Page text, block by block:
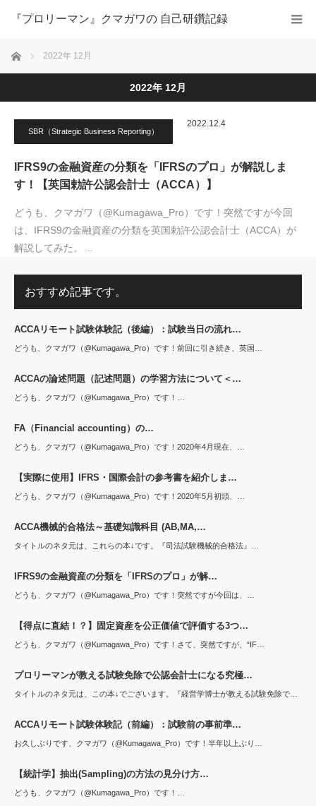
『プロリーマン』クマガワの 自己研鑽記録
ホーム 2022年 12月
2022年 12月
SBR（Strategic Business Reporting）
2022.12.4
IFRS9の金融資産の分類を「IFRSのプロ」が解説しま
す！【英国勅許公認会計士（ACCA）】
どうも、クマガワ（@Kumagawa_Pro）です！突然ですが今回
は、IFRS9の金融資産の分類を英国勅許公認会計士（ACCA）が
解説してみた。…
おすすめ記事です。
ACCAリモート試験体験記（後編）：試験当日の流れ…
どうも、クマガワ（@Kumagawa_Pro）です！前回に引き続き、英国…
ACCAの論述問題（記述問題）の学習方法について＜…
どうも、クマガワ（@Kumagawa_Pro）です！…
FA（Financial accounting）の…
どうも、クマガワ（@Kumagawa_Pro）です！2020年4月現在、…
【実際に使用】IFRS・国際会計の参考書を紹介しま…
どうも、クマガワ（@Kumagawa_Pro）です！2020年5月初頭、…
ACCA機械的合格法～基礎知識科目 (AB,MA,…
タイトルのネタ元は、これらの本↓です。『司法試験機械的合格法』…
IFRS9の金融資産の分類を「IFRSのプロ」が解…
どうも、クマガワ（@Kumagawa_Pro）です！突然ですが今回は、…
【得点に直結！？】固定資産を公正価値で評価する3つ…
どうも、クマガワ（@Kumagawa_Pro）です！さて、突然ですが、“IF…
プロリーマンが教える試験免除で公認会計士になる究極…
タイトルのネタ元は、この本↓でございます。『経営学博士が教える試験免除で…
ACCAリモート試験体験記（前編）：試験前の事前準…
お久しぶりです、クマガワ（@Kumagawa_Pro）です！半年以上ぶり…
【統計学】抽出(Sampling)の方法の見分け方…
どうも、クマガワ（@Kumagawa_Pro）です！…